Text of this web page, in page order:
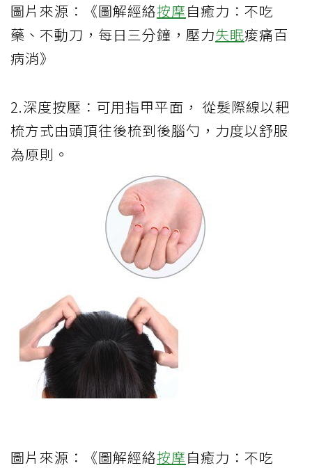
圖片來源：《圖解經絡按摩自癒力：不吃
藥、不動刀，每日三分鐘，壓力失眠痠痛百
病消》
2.深度按壓：可用指甲平面， 從髮際線以耙
梳方式由頭頂往後梳到後腦勺，力度以舒服
為原則。
圖片來源：《圖解經絡按摩自癒力：不吃